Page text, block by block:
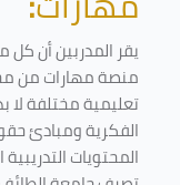
يقر المدربين أن
منصة مهارات من
تعليمية مختلفة لا
الفكرية ومبادئ
المحتويات